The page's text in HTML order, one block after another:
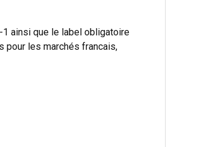
ainsi que le label obligatoire
pour les marchés francais,